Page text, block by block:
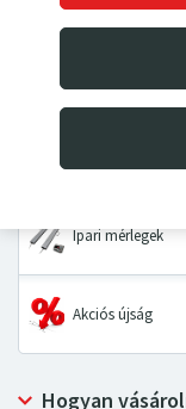
Asztalkocsik és
kocsik
Ipari mérlegek
Akciós újság
Hogyan